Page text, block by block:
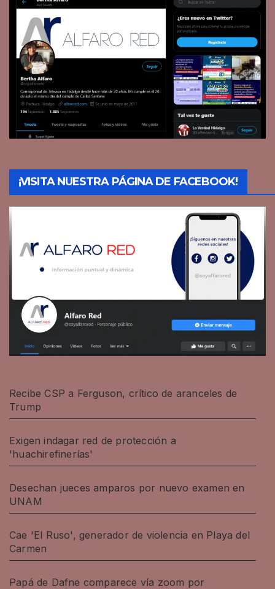
¡VISITA NUESTRA PÁGINA DE FACEBOOK!
Recibe CSP a Ferguson, crítico de aranceles de
Trump
Exigen indagar red de protección a
'huachirefinerías'
Desechan jueces amparos por nuevo examen en
UNAM
Cae 'El Ruso', generador de violencia en Playa del
Carmen
Papá de Dafne comparece vía zoom por